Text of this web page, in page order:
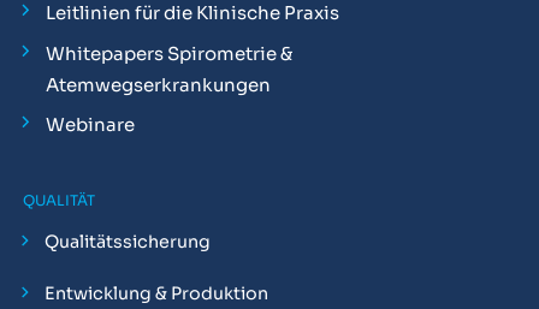
Leitlinien für die Klinische Praxis
Whitepapers Spirometrie &
Atemwegserkrankungen
Webinare
QUALITÄT
Qualitätssicherung
Entwicklung & Produktion